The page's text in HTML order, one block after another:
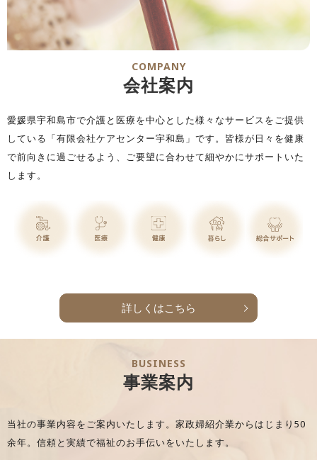
COMPANY
会社案内
愛媛県宇和島市で介護と医療を中心とした様々なサービスをご提供
している「有限会社ケアセンター宇和島」です。皆様が日々を健康
で前向きに過ごせるよう、ご要望に合わせて細やかにサポートいた
します。
詳しくはこちら
BUSINESS
事業案内
当社の事業内容をご案内いたします。 家政婦紹介業からはじまり50
余年。信頼と実績で福祉のお手伝いをいたします。